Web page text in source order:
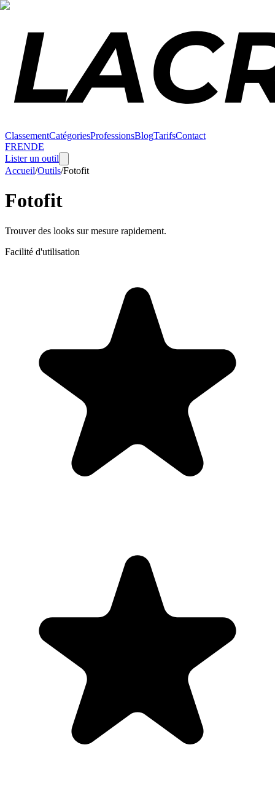
ClassementCatégoriesProfessionsBlogTarifsContact
FRENDE
Lister un outil
Accueil/Outils/Fotofit
Fotofit
Trouver des looks sur mesure rapidement.
Facilité d'utilisation